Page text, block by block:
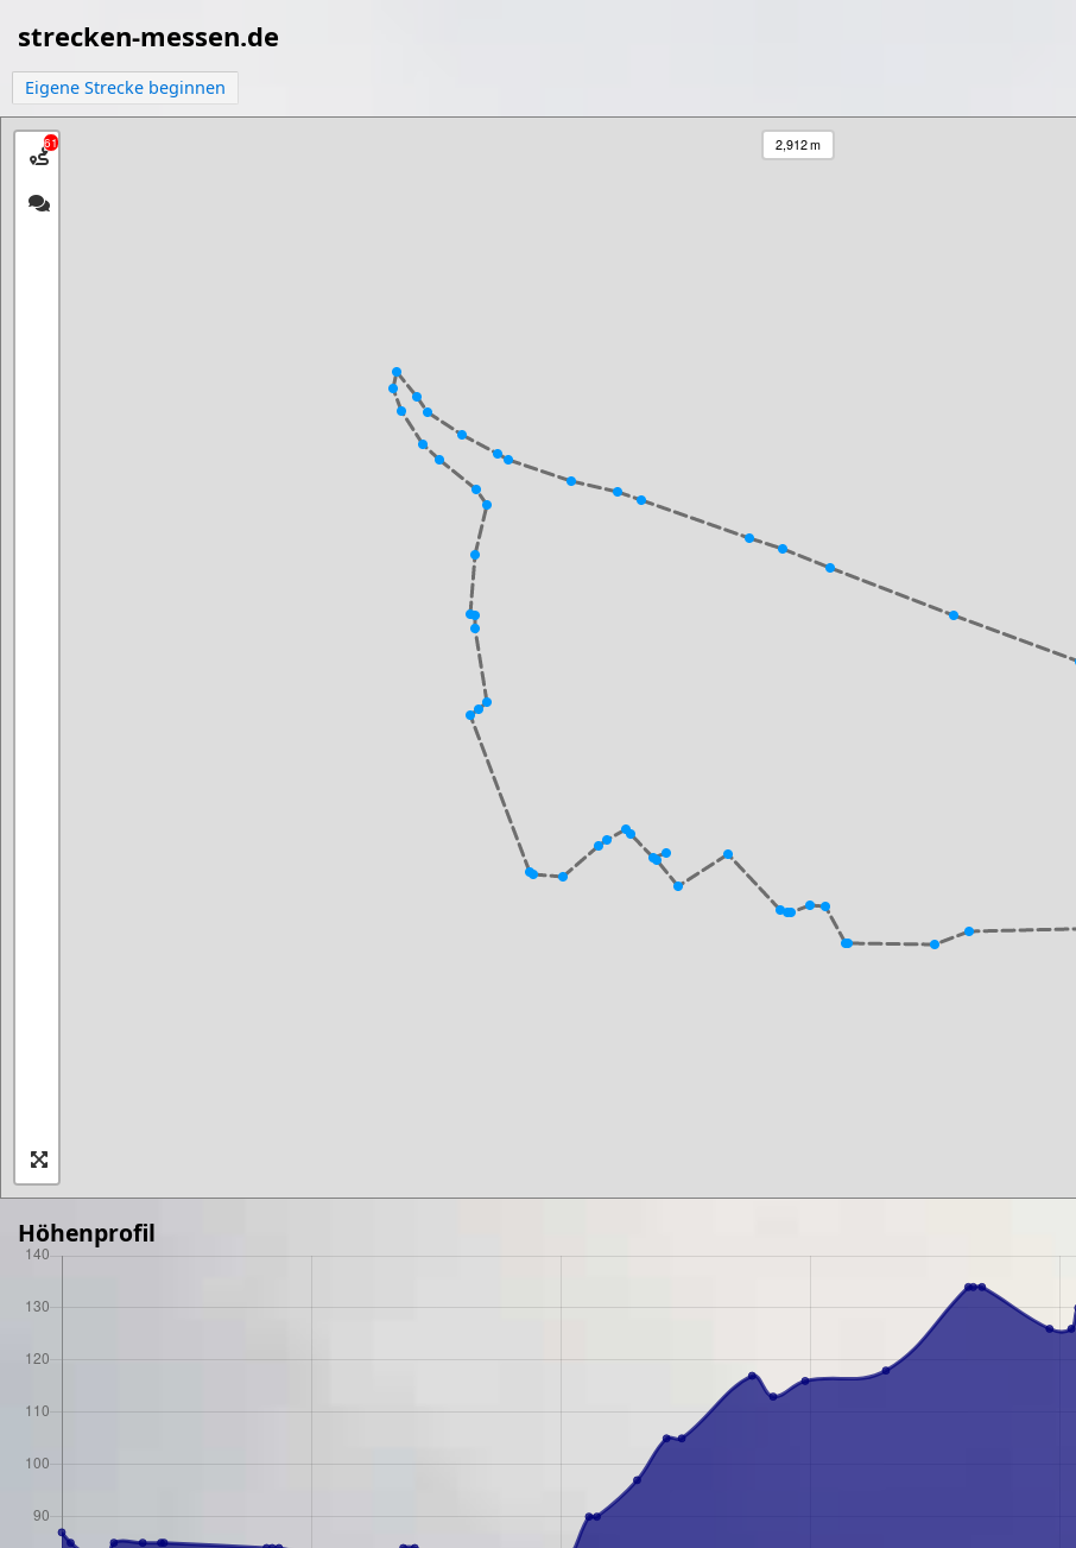
strecken-messen.de
Eigene Strecke beginnen
61 2,912 m
Höhenprofil